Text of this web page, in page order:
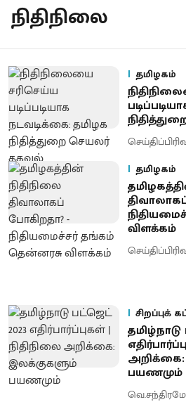
நிதிநிலை
தமிழகம்
தமிழகம்
விளக்கம்
சிறப்புக்
பயணமும்